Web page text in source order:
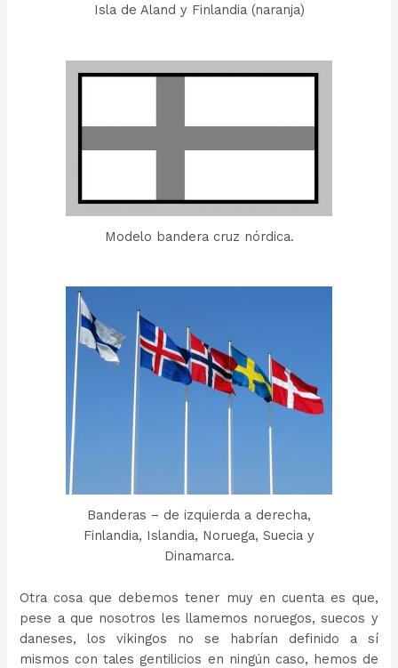
Isla de Aland y Finlandia (naranja)
Modelo bandera cruz nórdica.
Banderas – de izquierda a derecha,
Finlandia, Islandia, Noruega, Suecia y
Dinamarca.
Otra cosa que debemos tener muy en cuenta es que,
pese a que nosotros les llamemos noruegos, suecos y
daneses, los vikingos no se habrían definido a sí
mismos con tales gentilicios en ningún caso, hemos de